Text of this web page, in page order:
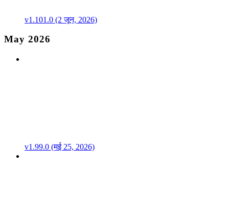
v1.101.0 (2 जून, 2026)
May 2026
v1.99.0 (मई 25, 2026)